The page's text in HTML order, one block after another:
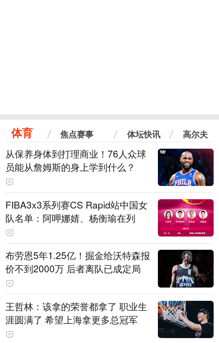
体育 焦点赛事 体坛快讯 高尔夫
从保养身体到打理商业！76人众球
员能从詹姆斯的身上学到什么？
FIBA3x3系列赛CS Rapid站中国女
队名单：阿呷娜婧、杨衡瑜在列
布劳恩5年1.25亿！掘金给沃特森报
价不到2000万 后者离队已成定局
王哲林：该拿的荣誉都拿了 职业生
涯圆满了 希望上海拿更多总冠军